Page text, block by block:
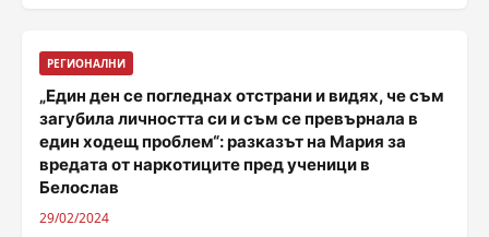
РЕГИОНАЛНИ
„Един ден се погледнах отстрани и видях, че съм
загубила личността си и съм се превърнала в
един ходещ проблем“: разказът на Мария за
вредата от наркотиците пред ученици в
Белослав
29/02/2024